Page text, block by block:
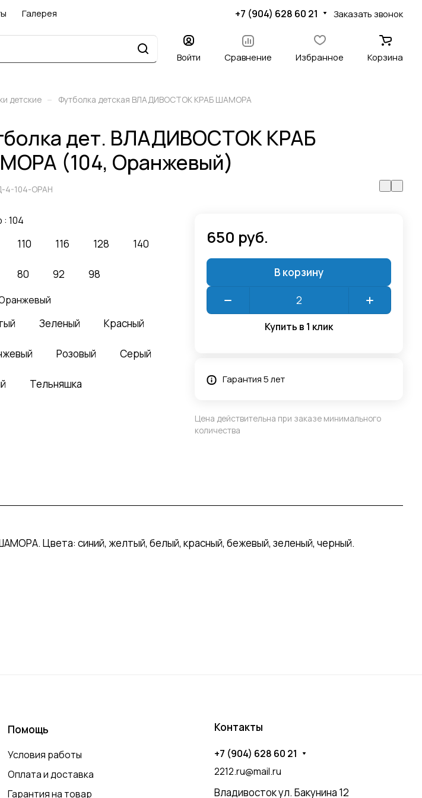
Галерея +7 (904) 628 60 21 Заказать звонок
Войти Сравнение Избранное Корзина
детские – Футболка детская ВЛАДИВОСТОК КРАБ ШАМОРА
дет. ВЛАДИВОСТОК КРАБ
(104, Оранжевый)
4-104-ОРАН
: 104
110 116 128 140
80 92 98
Зеленый Красный
Розовый Серый
Тельняшка
650 руб.
В корзину
Купить в 1 клик
Гарантия 5 лет
Цена действительна при заказе минимального
количества
Цвета: синий, желтый, белый, красный, бежевый, зеленый, черный.
Помощь
Условия работы
Оплата и доставка
Гарантия на товар
Контакты
+7 (904) 628 60 21
2212.ru@mail.ru
Владивосток ул. Бакунина 12